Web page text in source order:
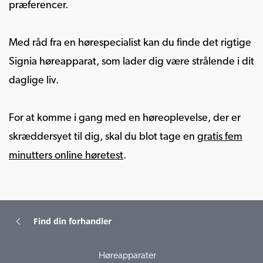
præferencer.
Med råd fra en hørespecialist kan du finde det rigtige
Signia høreapparat, som lader dig være strålende i dit
daglige liv.
For at komme i gang med en høreoplevelse, der er
skræddersyet til dig, skal du blot tage en gratis fem
minutters online høretest.
Find din forhandler
Høreapparater